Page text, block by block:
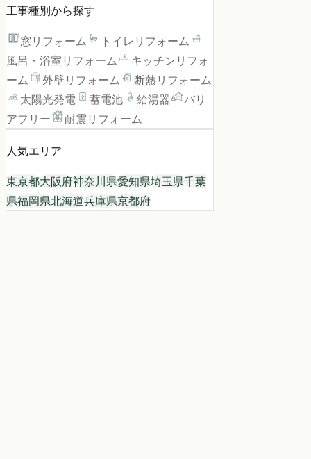
工事種別から探す
窓リフォーム
トイレリフォーム
風呂・浴室リフォーム
キッチンリフォ
ーム
外壁リフォーム
断熱リフォーム
太陽光発電
蓄電池 給湯器
バリ
アフリー
耐震リフォーム
人気エリア
東京都大阪府神奈川県愛知県埼玉県千葉
県福岡県北海道兵庫県京都府